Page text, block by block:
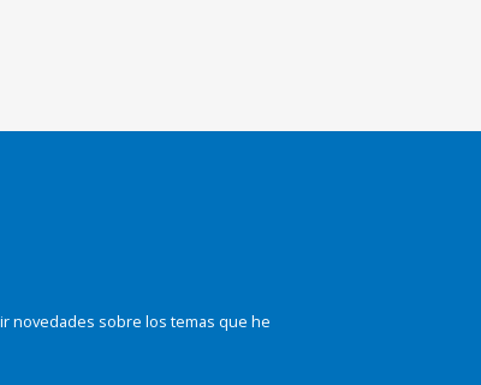
novedades sobre los temas que he